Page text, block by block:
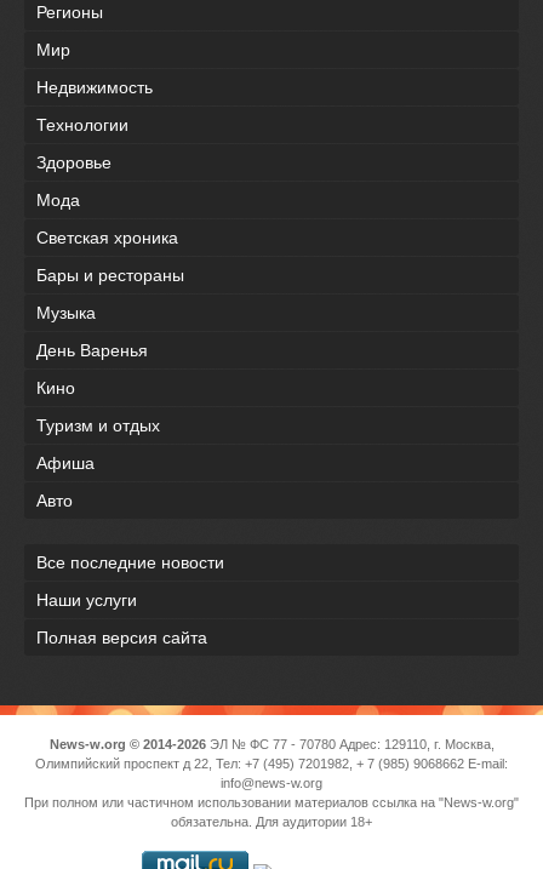
Регионы
Мир
Недвижимость
Технологии
Здоровье
Мода
Светская хроника
Бары и рестораны
Музыка
День Варенья
Кино
Туризм и отдых
Афиша
Авто
Все последние новости
Наши услуги
Полная версия сайта
News-w.org © 2014-2026ЭЛ № ФС 77 - 70780 Адрес: 129110, г. Москва,
Олимпийский проспект д 22, Тел: +7 (495) 7201982, + 7 (985) 9068662 E-mail:
info@news-w.org
При полном или частичном использовании материалов ссылка на "News-w.org"
обязательна. Для аудитории 18+